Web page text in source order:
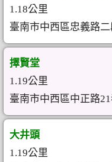
1.18公里
臺南市中西區忠義路
擇賢堂
1.19公里
臺南市中西區中正路
大井頭
1.19公里